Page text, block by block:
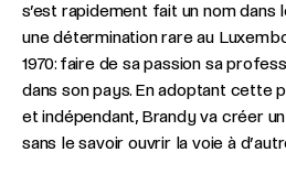
s’est rapidement fait un nom dans
une détermination rare au
1970: faire de sa passion sa
dans son pays. En adoptant cette
et indépendant, Brandy va créer
sans le savoir ouvrir la voie à